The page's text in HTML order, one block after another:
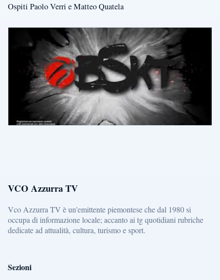
Ospiti Paolo Verri e Matteo Quatela
VCO Azzurra TV
Vco Azzurra TV è un'emittente piemontese che dal 1980 si
occupa di informazione locale; accanto ai tg quotidiani rubriche
dedicate ad attualità, cultura, turismo e sport.
Sezioni